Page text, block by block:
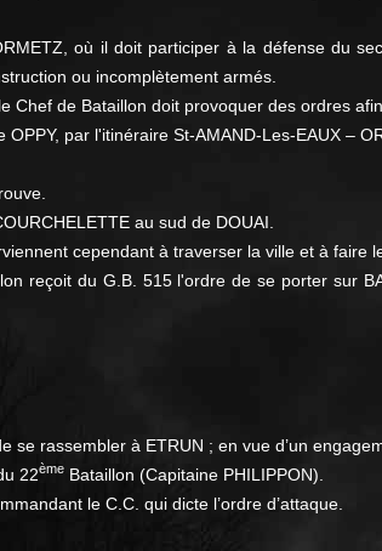
où il doit participer à la défense du
ou incomplètement armés.
de Bataillon doit provoquer des ordres
par l'itinéraire St-AMAND-Les-EAUX –
au sud de DOUAI.
cependant à traverser la ville et à faire
reçoit du G.B. 515 l'ordre de se porter sur
se rassembler à ETRUN ; en vue d’un
22ème Bataillon (Capitaine PHILIPPON).
le C.C. qui dicte l’ordre d’attaque.